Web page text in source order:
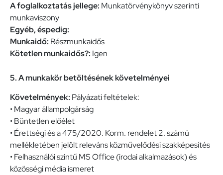
A foglalkoztatás jellege: Munkatörvénykönyv szerinti
munkaviszony
Egyéb, éspedig:
Munkaidő: Részmunkaidős
Kötetlen munkaidős?: Igen
5. A munkakör betöltésének követelményei
Követelmények: Pályázati feltételek:
• Magyar állampolgárság
• Büntetlen előélet
• Érettségi és a 475/2020. Korm. rendelet 2. számú
mellékletében jelölt releváns közművelődési szakképesítés
• Felhasználói szintű MS Office (irodai alkalmazások) és
közösségi média ismeret